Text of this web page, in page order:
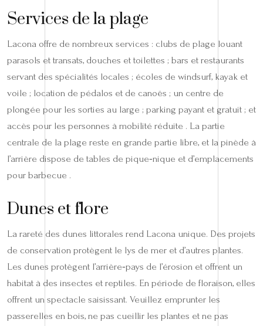
Services de la plage
Lacona offre de nombreux services : clubs de plage louant
parasols et transats, douches et toilettes ; bars et restaurants
servant des spécialités locales ; écoles de windsurf, kayak et
voile ; location de pédalos et de canoës ; un centre de
plongée pour les sorties au large ; parking payant et gratuit ; et
accès pour les personnes à mobilité réduite . La partie
centrale de la plage reste en grande partie libre, et la pinède à
l’arrière dispose de tables de pique‑nique et d’emplacements
pour barbecue .
Dunes et flore
La rareté des dunes littorales rend Lacona unique. Des projets
de conservation protègent le lys de mer et d’autres plantes.
Les dunes protègent l’arrière‑pays de l’érosion et offrent un
habitat à des insectes et reptiles. En période de floraison, elles
offrent un spectacle saisissant. Veuillez emprunter les
passerelles en bois, ne pas cueillir les plantes et ne pas